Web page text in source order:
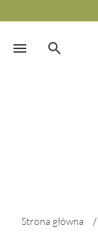
Skip
Strona główna /